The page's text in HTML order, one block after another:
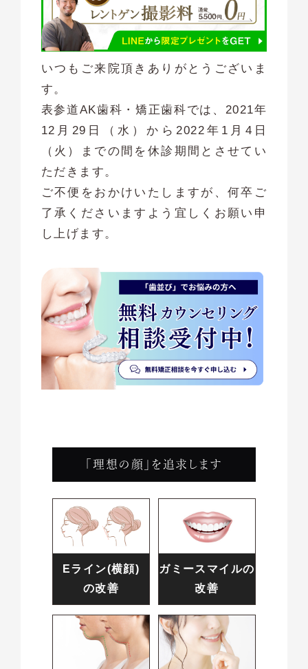
いつもご来院頂きありがとうございま
す。
表参道AK歯科・矯正歯科では、2021年
12月29日（水）から2022年1月4日
（火）までの間を休診期間とさせてい
ただきます。
ご不便をおかけいたしますが、何卒ご
了承くださいますよう宜しくお願い申
し上げます。
「理想の顔」を追求します
Eライン(横顔)
の改善
ガミースマイルの
改善